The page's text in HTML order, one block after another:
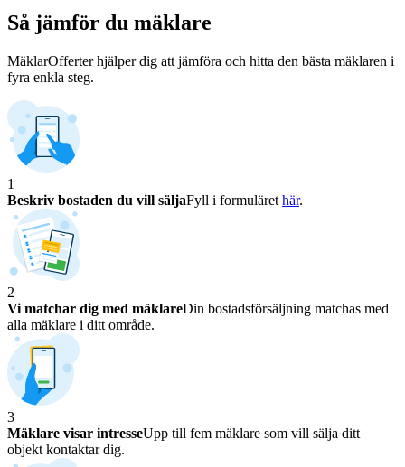
Så jämför du mäklare
MäklarOfferter hjälper dig att jämföra och hitta den bästa mäklaren i
fyra enkla steg.
1
Beskriv bostaden du vill säljaFyll i formuläret här.
2
Vi matchar dig med mäklareDin bostadsförsäljning matchas med
alla mäklare i ditt område.
3
Mäklare visar intresseUpp till fem mäklare som vill sälja ditt
objekt kontaktar dig.